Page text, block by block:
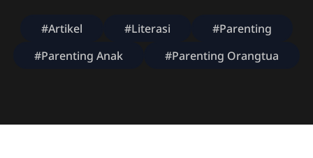
#Artikel #Literasi
#Parenting
#Parenting Anak
#Parenting Orangtua